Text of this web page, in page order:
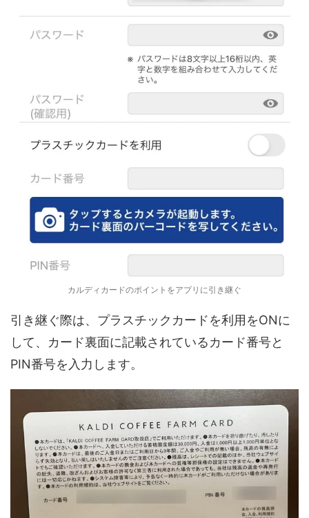
カルディカードのポイントをアプリに引き継ぐ
引き継ぐ際は、プラスチックカードを利用をONに
して、カード裏面に記載されているカード番号と
PIN番号を入力します。